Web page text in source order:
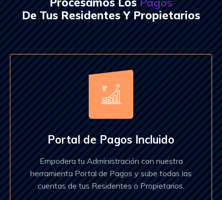
De Tus Residentes Y Propietarios
Portal de Pagos Incluido
Empodera tu Administración con nuestra
herramienta Portal de Pagos y sube todas las
cuentas de tus Residentes o Propietarios.